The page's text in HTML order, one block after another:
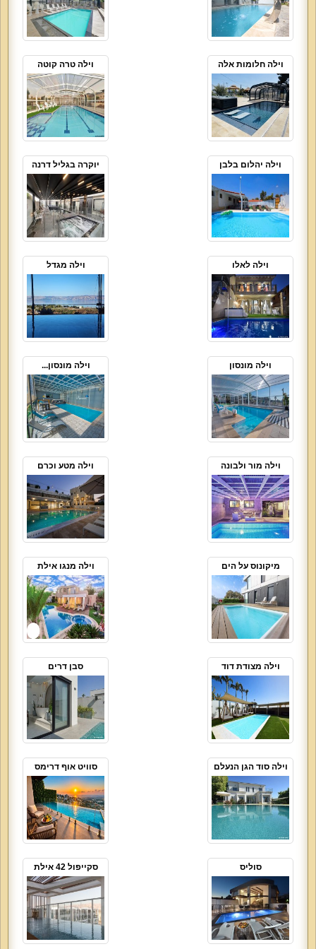
וילה חלומות אלה וילה טרה קוטה
וילה יהלום בלבן יוקרה בגליל דרנה
וילה לאלו וילה מגדל
וילה מונסון וילה מונסון...
וילה מור ולבונה וילה מטע וכרם
מיקונוס על הים וילה מנגו אילת
וילה מצודת דוד סבן דרים
וילה סוד הגן הנעלם סוויט אוף דרימס
סוליס סקייפול 42 אילת